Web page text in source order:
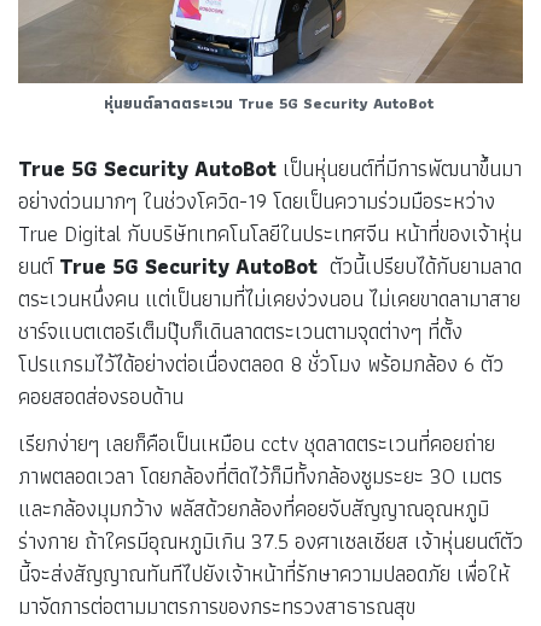
หุ่นยนต์ลาดตระเวน True 5G Security AutoBot
True 5G Security AutoBot เป็นหุ่นยนต์ที่มีการพัฒนาขึ้นมา
อย่างด่วนมากๆ ในช่วงโควิด-19 โดยเป็นความร่วมมือระหว่าง
True Digital กับบริษัทเทคโนโลยีในประเทศจีน หน้าที่ของเจ้าหุ่น
ยนต์True 5G Security AutoBot ตัวนี้เปรียบได้กับยามลาด
ตระเวนหนึ่งคน แต่เป็นยามที่ไม่เคยง่วงนอน ไม่เคยขาดลามาสาย
ชาร์จแบตเตอรีเต็มปุ๊บก็เดินลาดตระเวนตามจุดต่างๆ ที่ตั้ง
โปรแกรมไว้ได้อย่างต่อเนื่องตลอด 8 ชั่วโมง พร้อมกล้อง 6 ตัว
คอยสอดส่องรอบด้าน
เรียกง่ายๆ เลยก็คือเป็นเหมือน cctv ชุดลาดตระเวนที่คอยถ่าย
ภาพตลอดเวลา โดยกล้องที่ติดไว้ก็มีทั้งกล้องซูมระยะ 30 เมตร
และกล้องมุมกว้าง พลัสด้วยกล้องที่คอยจับสัญญาณอุณหภูมิ
ร่างกาย ถ้าใครมีอุณหภูมิเกิน 37.5 องศาเซลเซียส เจ้าหุ่นยนต์ตัว
นี้จะส่งสัญญาณทันทีไปยังเจ้าหน้าที่รักษาความปลอดภัย เพื่อให้
มาจัดการต่อตามมาตรการของกระทรวงสาธารณสุข